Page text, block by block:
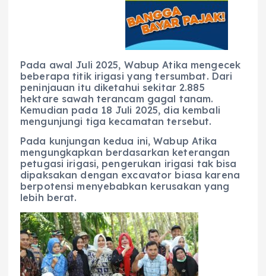
Pada awal Juli 2025, Wabup Atika mengecek
beberapa titik irigasi yang tersumbat. Dari
peninjauan itu diketahui sekitar 2.885
hektare sawah terancam gagal tanam.
Kemudian pada 18 Juli 2025, dia kembali
mengunjungi tiga kecamatan tersebut.
Pada kunjungan kedua ini, Wabup Atika
mengungkapkan berdasarkan keterangan
petugasi irigasi, pengerukan irigasi tak bisa
dipaksakan dengan excavator biasa karena
berpotensi menyebabkan kerusakan yang
lebih berat.